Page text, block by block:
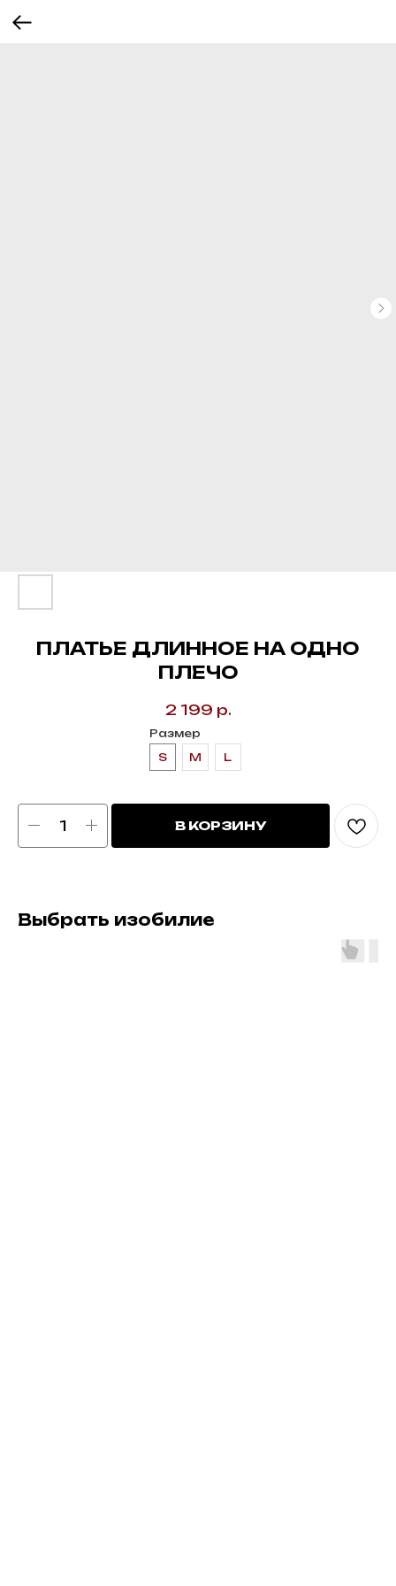
ПЛАТЬЕ ДЛИННОЕ НА ОДНО
ПЛЕЧО
2 199 р.
Размер
S
M L
В КОРЗИНУ
Выбрать изобилие